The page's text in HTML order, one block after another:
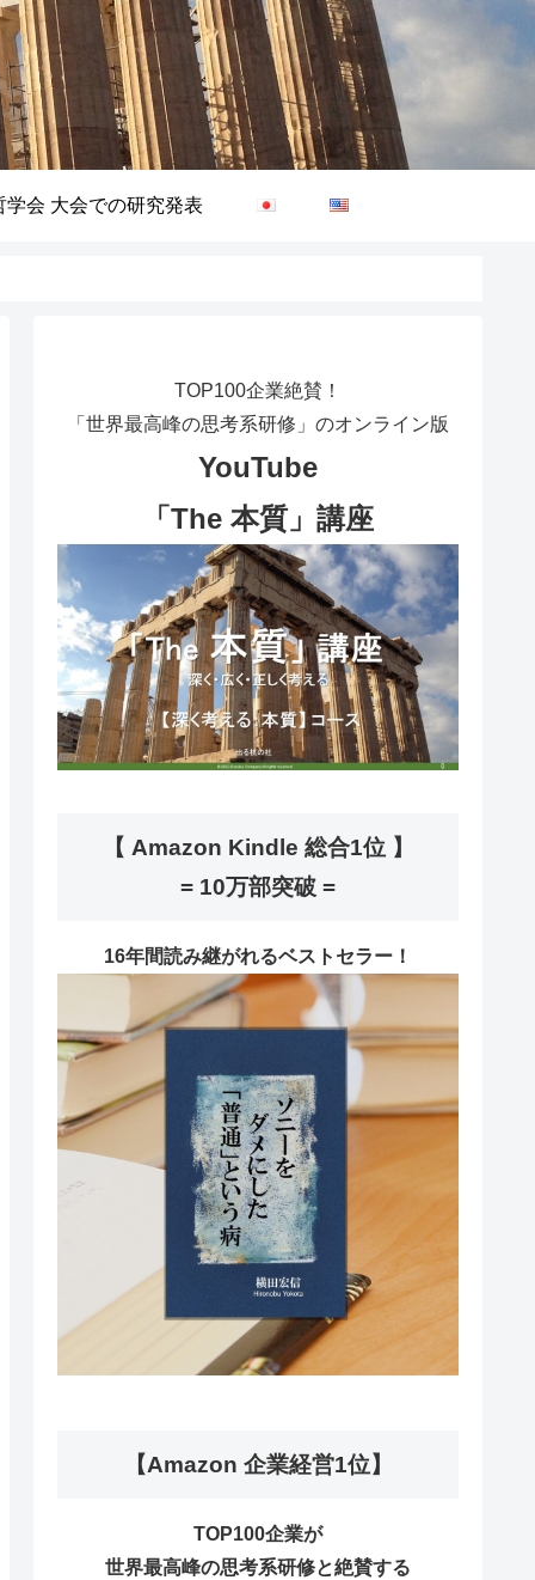
学会 大会での研究発表
TOP100企業絶賛！
「世界最高峰の思考系研修」のオンライン版
YouTube
「The 本質」講座
【 Amazon Kindle 総合1位 】
= 10万部突破 =
16年間読み継がれるベストセラー！
【Amazon 企業経営1位】
TOP100企業が
世界最高峰の思考系研修と絶賛する